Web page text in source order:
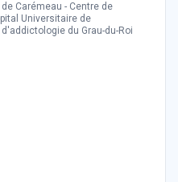
Carémeau - Centre de
Universitaire de
du Grau-du-Roi